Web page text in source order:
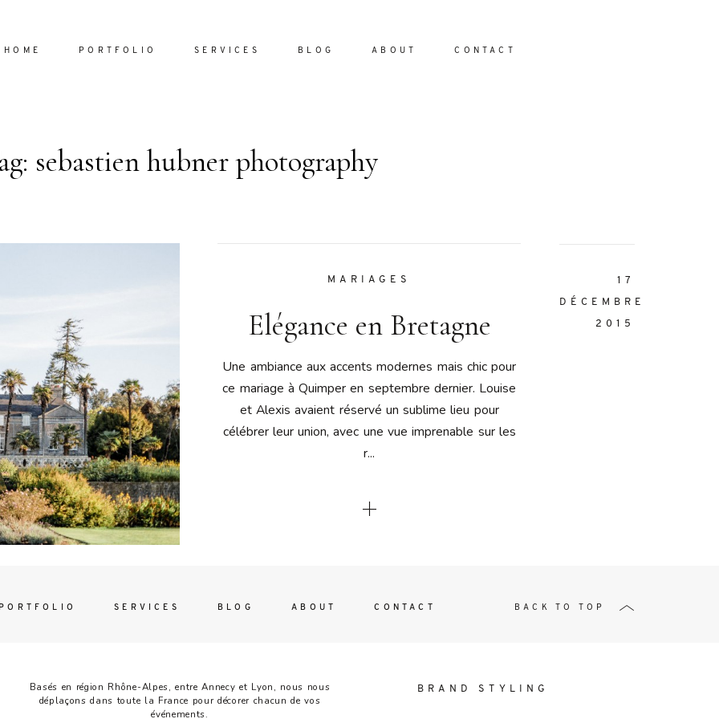
HOME PORTFOLIO SERVICES BLOG ABOUT CONTACT
sebastien hubner photography
MARIAGES 17
DÉCEMBRE
2015
Elégance en Bretagne
Une ambiance aux accents modernes mais chic pour
ce mariage à Quimper en septembre dernier. Louise
et Alexis avaient réservé un sublime lieu pour
célébrer leur union, avec une vue imprenable sur les
r...
mollis
magna
Home
Services
Blog
About
Contact
PORTFOLIO SERVICES BLOG ABOUT CONTACT BACK TO TOP
Basés en région Rhône-Alpes, entre Annecy et Lyon, nous nous
déplaçons dans toute la France pour décorer chacun de vos
événements.
BRAND STYLING